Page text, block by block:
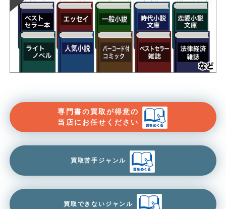
専門書の買取が得意の
当店にお任せください
買取苦手ジャンル
買取できないジャンル